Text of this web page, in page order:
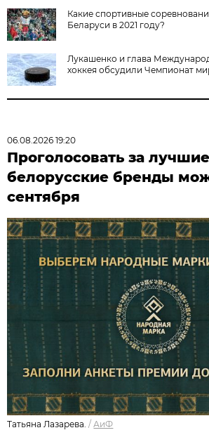
Какие спортивные
Беларуси в 2021 году?
Лукашенко и глава
хоккея обсудили Чемпионат
06.08.2026 19:20
Проголосовать за лучшие
белорусские бренды
сентября
Татьяна Лазарева. /АиФ